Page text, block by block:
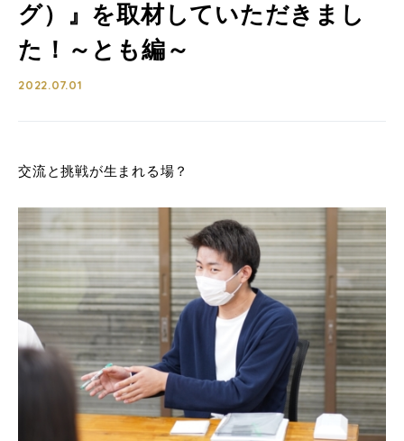
グ）』を取材していただきまし
た！～とも編～
2022.07.01
交流と挑戦が生まれる場？